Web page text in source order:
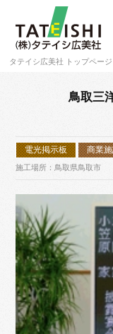
タテイシ広美社 トップページ
鳥取三
電光掲示板 商業
施工場所：鳥取県鳥取市